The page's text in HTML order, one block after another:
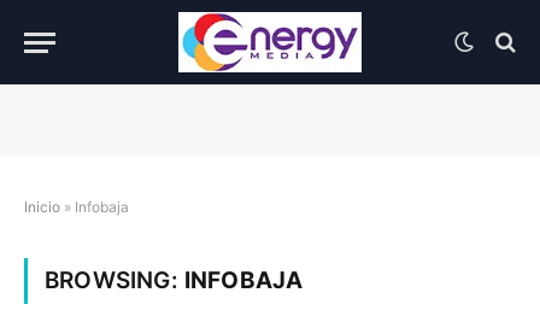
Inicio » Infobaja
BROWSING: INFOBAJA